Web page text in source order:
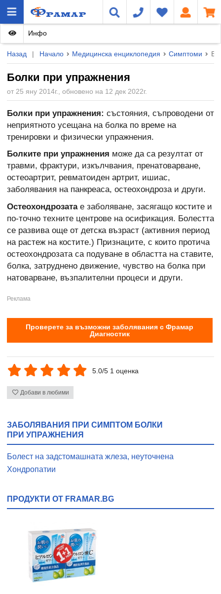
Назад | Начало Медицинска енциклопедия Симптоми
Болки при упражнения
от 25 яну 2014г., обновено на 12 дек 2022г.
Инфо
Болки при упражнения: състояния, съпроводени от
неприятното усещана на болка по време на
тренировки и физически упражнения.
Болките при упражнения може да са резултат от
травми, фрактури, изкълчвания, пренатоварване,
остеоартрит, ревматоиден артрит, ишиас,
заболявания на панкреаса, остеохондроза и други.
Остеохондрозатае заболяване, засягащо костите и
по-точно техните центрове на осификация. Болестта
се развива още от детска възраст (активния период
на растеж на костите.) Признаците, с които протича
остеохондрозата са подуване в областта на ставите,
болка, затруднено движение, чувство на болка при
натоварване, възпалителни процеси и други.
Проверете за възможни заболявания с Фрамар
Диагностик
5.0/5 1 оценка
Добави в любими
ЗАБОЛЯВАНИЯ ПРИ СИМПТОМ БОЛКИ
ПРИ УПРАЖНЕНИЯ
Болест на задстомашната жлеза, неуточнена
Хондропатии
ПРОДУКТИ ОТ FRAMAR.BG